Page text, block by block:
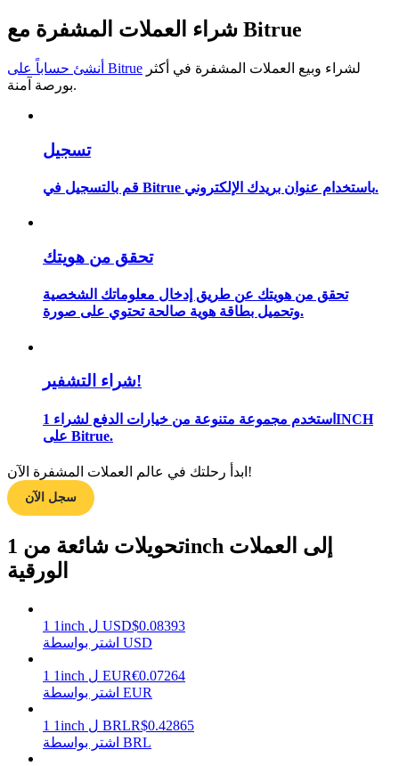
تحليل البيانات الضخمة بما في ذلك المعلومات التجارية، وما
دليل المبتدئين للعقود الآجلة
تعلم كيفية البقاء مربحة
يكسب
شراء العملات المشفرة مع Bitrue
أنشئ حساباً على Bitrue
بورصة آمنة.
تسجيل
قم بالتسجيل في Bitrue باستخدام عنوان بريدك الإلكتروني.
تحقق من هويتك
تحقق من هويتك عن طريق إدخال معلوماتك الشخصية
وتحميل بطاقة هوية صالحة تحتوي على صورة.
شراء التشفير!
استخدم مجموعة متنوعة من خيارات الدفع لشراء 1INCH
على Bitrue.
ابدأ رحلتك في عالم العملات المشفرة الآن!
سجل الآن
تحويلات شائعة من 1inch إلى العملات
الورقية
1 1inch ل USD$0.08393
اشتر بواسطة USD
1 1inch ل EUR€0.07264
اشتر بواسطة EUR
1 1inch ل BRLR$0.42865
اشتر بواسطة BRL